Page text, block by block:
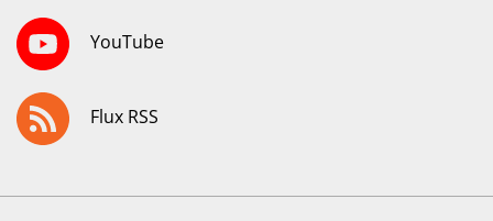
YouTube
Flux RSS